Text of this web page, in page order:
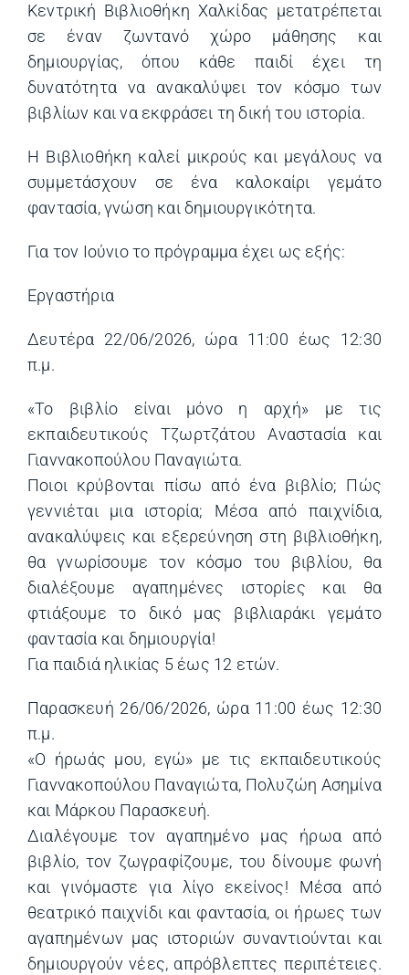
Κεντρική Βιβλιοθήκη Χαλκίδας μετατρέπεται
σε έναν ζωντανό χώρο μάθησης και
δημιουργίας, όπου κάθε παιδί έχει τη
δυνατότητα να ανακαλύψει τον κόσμο των
βιβλίων και να εκφράσει τη δική του ιστορία.
Η Βιβλιοθήκη καλεί μικρούς και μεγάλους να
συμμετάσχουν σε ένα καλοκαίρι γεμάτο
φαντασία, γνώση και δημιουργικότητα.
Για τον Ιούνιο το πρόγραμμα έχει ως εξής:
Εργαστήρια
Δευτέρα 22/06/2026, ώρα 11:00 έως 12:30
π.μ.
«Το βιβλίο είναι μόνο η αρχή» με τις
εκπαιδευτικούς Τζωρτζάτου Αναστασία και
Γιαννακοπούλου Παναγιώτα.
Ποιοι κρύβονται πίσω από ένα βιβλίο; Πώς
γεννιέται μια ιστορία; Μέσα από παιχνίδια,
ανακαλύψεις και εξερεύνηση στη βιβλιοθήκη,
θα γνωρίσουμε τον κόσμο του βιβλίου, θα
διαλέξουμε αγαπημένες ιστορίες και θα
φτιάξουμε το δικό μας βιβλιαράκι γεμάτο
φαντασία και δημιουργία!
Για παιδιά ηλικίας 5 έως 12 ετών.
Παρασκευή 26/06/2026, ώρα 11:00 έως 12:30
π.μ.
«Ο ήρωάς μου, εγώ» με τις εκπαιδευτικούς
Γιαννακοπούλου Παναγιώτα, Πολυζώη Ασημίνα
και Μάρκου Παρασκευή.
Διαλέγουμε τον αγαπημένο μας ήρωα από
βιβλίο, τον ζωγραφίζουμε, του δίνουμε φωνή
και γινόμαστε για λίγο εκείνος! Μέσα από
θεατρικό παιχνίδι και φαντασία, οι ήρωες των
αγαπημένων μας ιστοριών συναντιούνται και
δημιουργούν νέες, απρόβλεπτες περιπέτειες.